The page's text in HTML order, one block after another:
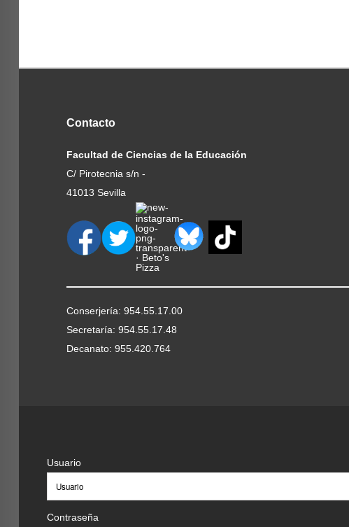
Contacto
Facultad de Ciencias de la Educación
C/ Pirotecnia s/n -
41013 Sevilla
Conserjería: 954.55.17.00
Secretaría: 954.55.17.48
Decanato: 955.420.764
Usuario
Contraseña